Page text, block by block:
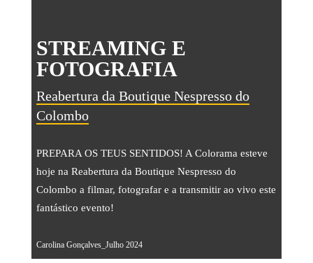
STREAMING E
FOTOGRAFIA
Reabertura da Boutique Nespresso do
Colombo
PREPARA OS TEUS SENTIDOS! A Colorama esteve
hoje na Reabertura da Boutique Nespresso do
Colombo a filmar, fotografar e a transmitir ao vivo este
fantástico evento!
Carolina Gonçalves_Julho 2024